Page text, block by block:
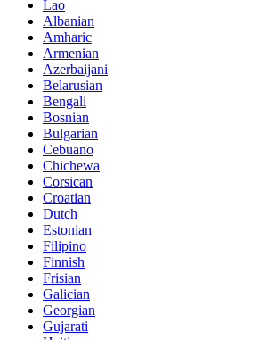
Lao
Albanian
Amharic
Armenian
Azerbaijani
Belarusian
Bengali
Bosnian
Bulgarian
Cebuano
Chichewa
Corsican
Croatian
Dutch
Estonian
Filipino
Finnish
Frisian
Galician
Georgian
Gujarati